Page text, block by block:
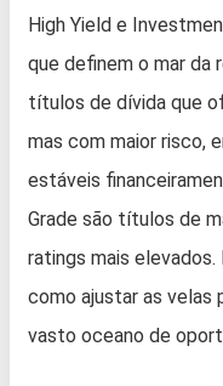
High Yield e
que definem o mar da
títulos de dívida que
mas com maior risco,
estáveis
Grade são títulos de
ratings mais
como ajustar as velas
vasto oceano de